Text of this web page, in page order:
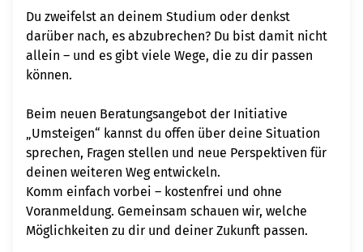
Du zweifelst an deinem Studium oder denkst
darüber nach, es abzubrechen? Du bist damit nicht
allein – und es gibt viele Wege, die zu dir passen
können.
Beim neuen Beratungsangebot der Initiative
„Umsteigen“ kannst du offen über deine Situation
sprechen, Fragen stellen und neue Perspektiven für
deinen weiteren Weg entwickeln.
Komm einfach vorbei – kostenfrei und ohne
Voranmeldung. Gemeinsam schauen wir, welche
Möglichkeiten zu dir und deiner Zukunft passen.